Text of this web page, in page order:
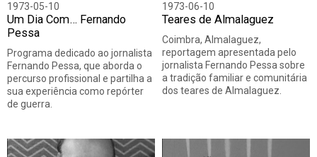
1973-05-10
Um Dia Com… Fernando
Pessa
Programa dedicado ao jornalista
Fernando Pessa, que aborda o
percurso profissional e partilha a
sua experiência como repórter
de guerra.
1973-06-10
Teares de Almalaguez
Coimbra, Almalaguez,
reportagem apresentada pelo
jornalista Fernando Pessa sobre
a tradição familiar e comunitária
dos teares de Almalaguez.